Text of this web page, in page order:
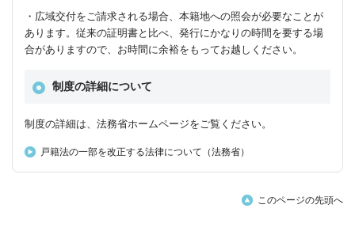
・広域交付をご請求される場合、本籍地への照会が必要なことが
あります。従来の証明書と比べ、発行にかなりの時間を要する場
合がありますので、お時間に余裕をもってお越しください。
制度の詳細について
制度の詳細は、法務省ホームページをご覧ください。
戸籍法の一部を改正する法律について（法務省）
このページの先頭へ